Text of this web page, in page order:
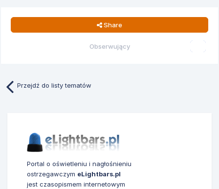
Share
Obserwujący
Przejdź do listy tematów
Portal o oświetleniu i nagłośnieniu
ostrzegawczym eLightbars.pl
jest czasopismem internetowym